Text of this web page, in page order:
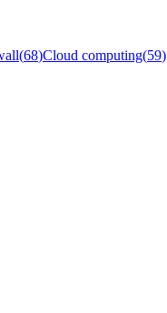
(68)Cloud computing(59)